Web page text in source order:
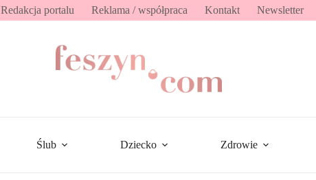
Redakcja portalu Reklama / współpraca Kontakt Newsletter
Ślub Dziecko Zdrowie